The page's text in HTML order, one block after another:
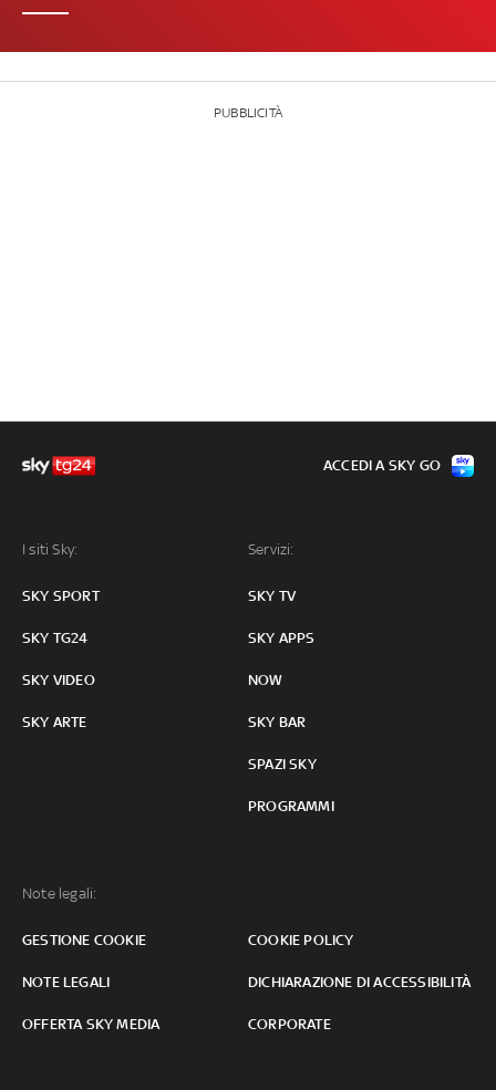
PUBBLICITÀ
I siti Sky:
SKY SPORT
SKY TG24
SKY VIDEO
SKY ARTE
Servizi:
SKY TV
SKY APPS
NOW
SKY BAR
SPAZI SKY
PROGRAMMI
Note legali:
GESTIONE COOKIE COOKIE POLICY
NOTE LEGALI DICHIARAZIONE DI ACCESSIBILITÀ
OFFERTA SKY MEDIA CORPORATE
ACCEDI A SKY GO